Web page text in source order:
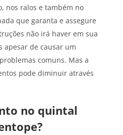
nos ralos e também no
que garanta e assegure
não irá haver em sua
apesar de causar um
comuns. Mas a
pode diminuir através
no quintal